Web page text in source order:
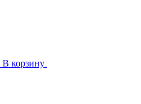
В корзину